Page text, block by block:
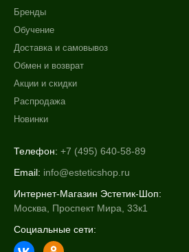
Бренды
Обучение
Доставка и самовывоз
Обмен и возврат
Акции и скидки
Распродажа
Новинки
Телефон: +7 (495) 640-58-89
Email: info@esteticshop.ru
Интернет-Магазин Эстетик-Шоп:
Москва, Проспект Мира, 33к1
Социальные сети: